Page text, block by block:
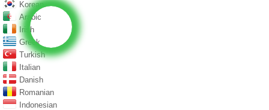
Korean
Arabic
Irish
Greek
Turkish
Italian
Danish
Romanian
Indonesian